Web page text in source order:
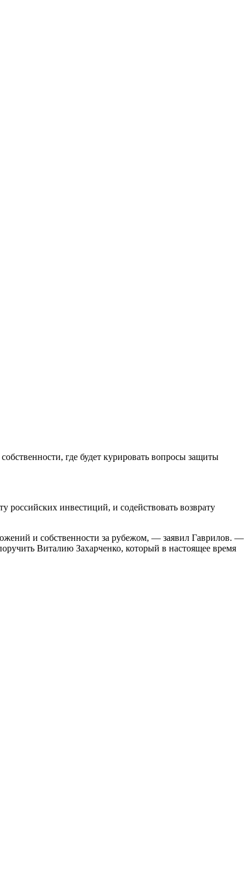
где будет курировать вопросы защиты
инвестиций, и содействовать возврату
и собственности за рубежом, — заявил Гаврилов. —
Виталию Захарченко, который в настоящее время